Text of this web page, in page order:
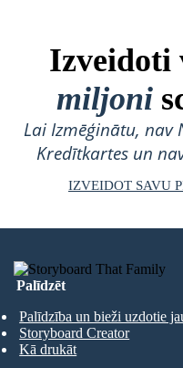
Izveidoti
miljoni
Lai Izmēģinātu, nav
Kredītkartes un
IZVEIDOT SAVU
Palīdzēt
Palīdzība un bieži uzdotie
Storyboard Creator
Kā drukāt